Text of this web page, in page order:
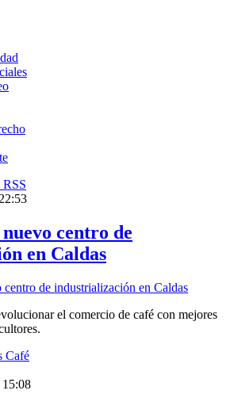
RSS
centro de
en Caldas
el comercio de café con mejores
Café
15:08